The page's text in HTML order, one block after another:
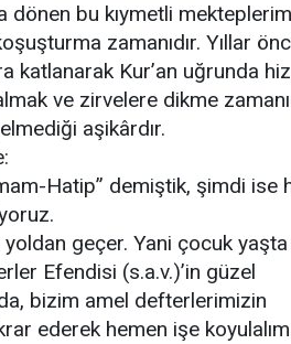
dönen bu kıymetli
zamanıdır. Yıllar
katlanarak Kur’an uğrunda
ve zirvelere dikme
aşikârdır.
Hatip” demiştik, şimdi ise
geçer. Yani çocuk
Efendisi (s.a.v.)’in güzel
bizim amel defterlerimizin
ederek hemen işe